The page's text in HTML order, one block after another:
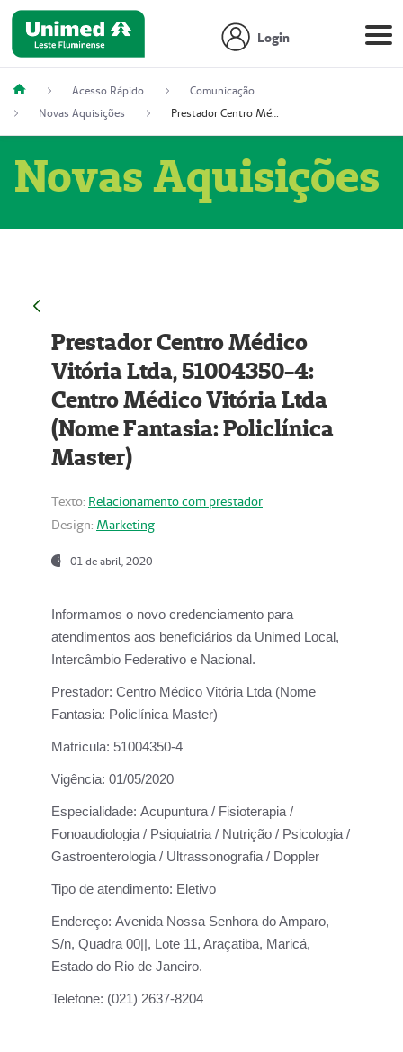
Login
Acesso Rápido
Comunicação
Novas Aquisições
Prestador Centro Médico Vitória Ltda, 51004350-4: Centro Médico Vitória Ltda (Nome Fantasia: Policlínica Master)
Novas Aquisições
Prestador Centro Médico
Vitória Ltda, 51004350-4:
Centro Médico Vitória Ltda
(Nome Fantasia: Policlínica
Master)
Texto: Relacionamento com prestador
Design: Marketing
01 de abril, 2020
Informamos o novo credenciamento para
atendimentos aos beneficiários da Unimed Local,
Intercâmbio Federativo e Nacional.
Prestador: Centro Médico Vitória Ltda (Nome
Fantasia: Policlínica Master)
Matrícula: 51004350-4
Vigência: 01/05/2020
Especialidade: Acupuntura / Fisioterapia /
Fonoaudiologia / Psiquiatria / Nutrição / Psicologia /
Gastroenterologia / Ultrassonografia / Doppler
Tipo de atendimento: Eletivo
Endereço: Avenida Nossa Senhora do Amparo,
S/n, Quadra 00||, Lote 11, Araçatiba, Maricá,
Estado do Rio de Janeiro.
Telefone: (021) 2637-8204